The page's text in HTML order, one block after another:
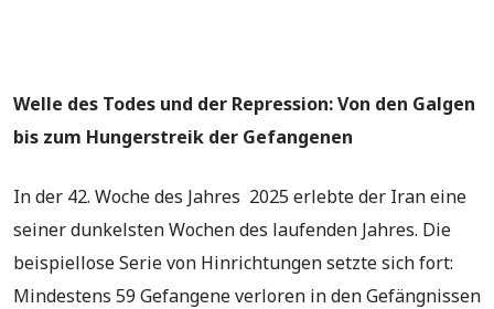
Welle des Todes und der Repression: Von den Galgen
bis zum Hungerstreik der Gefangenen
In der 42. Woche des Jahres 2025 erlebte der Iran eine
seiner dunkelsten Wochen des laufenden Jahres. Die
beispiellose Serie von Hinrichtungen setzte sich fort:
Mindestens 59 Gefangene verloren in den Gefängnissen